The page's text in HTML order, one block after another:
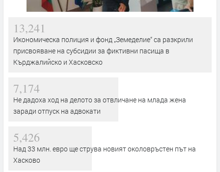
13,241
Икономическа полиция и фонд „Земеделие“ са разкрили
присвояване на субсидии за фиктивни пасища в
Кърджалийско и Хасковско
7,174
Не дадоха ход на делото за отвличане на млада жена
заради отпуск на адвокати
5,426
Над 33 млн. евро ще струва новият околовръстен път на
Хасково